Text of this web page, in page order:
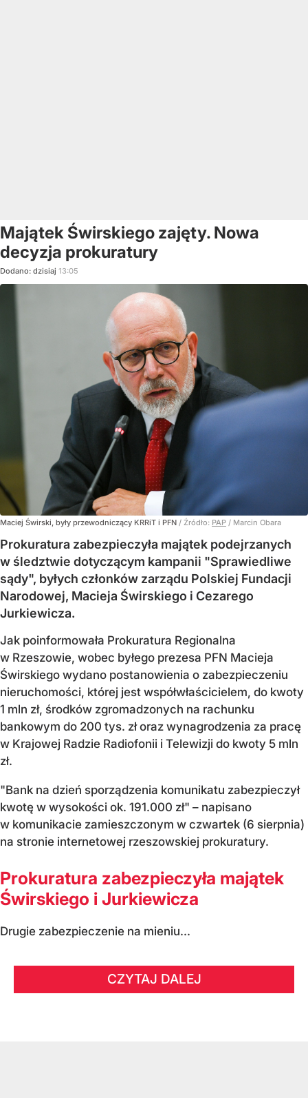
Majątek Świrskiego zajęty. Nowa
decyzja prokuratury
Dodano: dzisiaj 13:05
Maciej Świrski, były przewodniczący KRRiT i PFN / Źródło: PAP / Marcin Obara
Prokuratura zabezpieczyła majątek podejrzanych
w śledztwie dotyczącym kampanii "Sprawiedliwe
sądy", byłych członków zarządu Polskiej Fundacji
Narodowej, Macieja Świrskiego i Cezarego
Jurkiewicza.
Jak poinformowała Prokuratura Regionalna
w Rzeszowie, wobec byłego prezesa PFN Macieja
Świrskiego wydano postanowienia o zabezpieczeniu
nieruchomości, której jest współwłaścicielem, do kwoty
1 mln zł, środków zgromadzonych na rachunku
bankowym do 200 tys. zł oraz wynagrodzenia za pracę
w Krajowej Radzie Radiofonii i Telewizji do kwoty 5 mln
zł.
"Bank na dzień sporządzenia komunikatu zabezpieczył
kwotę w wysokości ok. 191.000 zł" – napisano
w komunikacie zamieszczonym w czwartek (6 sierpnia)
na stronie internetowej rzeszowskiej prokuratury.
Prokuratura zabezpieczyła majątek
Świrskiego i Jurkiewicza
Drugie zabezpieczenie na mieniu...
CZYTAJ DALEJ